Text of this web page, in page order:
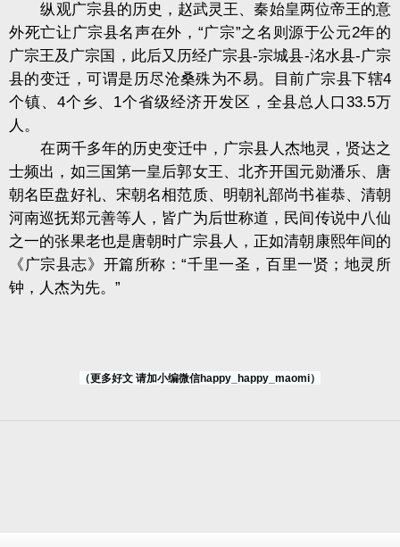
纵观广宗县的历史，赵武灵王、秦始皇两位帝王的意
外死亡让广宗县名声在外，“广宗”之名则源于公元2年的
广宗王及广宗国，此后又历经广宗县-宗城县-洺水县-广宗
县的变迁，可谓是历尽沧桑殊为不易。目前广宗县下辖4
个镇、4个乡、1个省级经济开发区，全县总人口33.5万
人。
在两千多年的历史变迁中，广宗县人杰地灵，贤达之
士频出，如三国第一皇后郭女王、北齐开国元勋潘乐、唐
朝名臣盘好礼、宋朝名相范质、明朝礼部尚书崔恭、清朝
河南巡抚郑元善等人，皆广为后世称道，民间传说中八仙
之一的张果老也是唐朝时广宗县人，正如清朝康熙年间的
《广宗县志》开篇所称：“千里一圣，百里一贤；地灵所
钟，人杰为先。”
（更多好文 请加小编微信happy_happy_maomi）